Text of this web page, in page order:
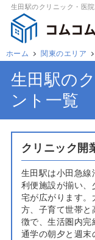
生田駅のクリニック・医
ホーム 関東のエリア
生田駅の
ント一覧
クリニック開
生田駅は小田急線
利便施設が揃い、
宅が広がります。
方、子育て世帯と
徴で、生活圏内完
通学の朝夕と週末